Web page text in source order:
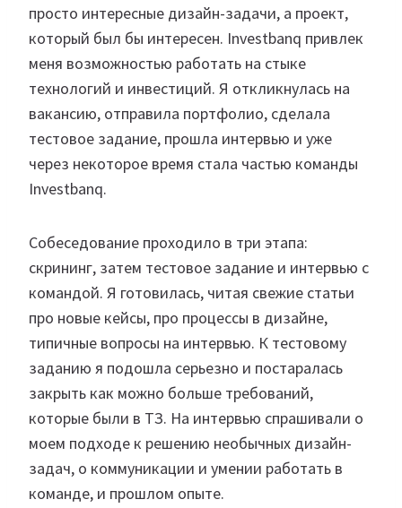
просто интересные дизайн-задачи, а проект,
который был бы интересен. Investbanq привлек
меня возможностью работать на стыке
технологий и инвестиций. Я откликнулась на
вакансию, отправила портфолио, сделала
тестовое задание, прошла интервью и уже
через некоторое время стала частью команды
Investbanq.
Собеседование проходило в три этапа:
скрининг, затем тестовое задание и интервью с
командой. Я готовилась, читая свежие статьи
про новые кейсы, про процессы в дизайне,
типичные вопросы на интервью. К тестовому
заданию я подошла серьезно и постаралась
закрыть как можно больше требований,
которые были в ТЗ. На интервью спрашивали о
моем подходе к решению необычных дизайн-
задач, о коммуникации и умении работать в
команде, и прошлом опыте.